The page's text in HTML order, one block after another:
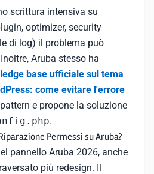
scrittura intensiva su
optimizer, security
di log) il problema può
Aruba stesso ha
base ufficiale sul tema
come evitare l'errore
e propone la soluzione
.
Permessi su Aruba?
pannello Aruba 2026, anche
più redesign. Il